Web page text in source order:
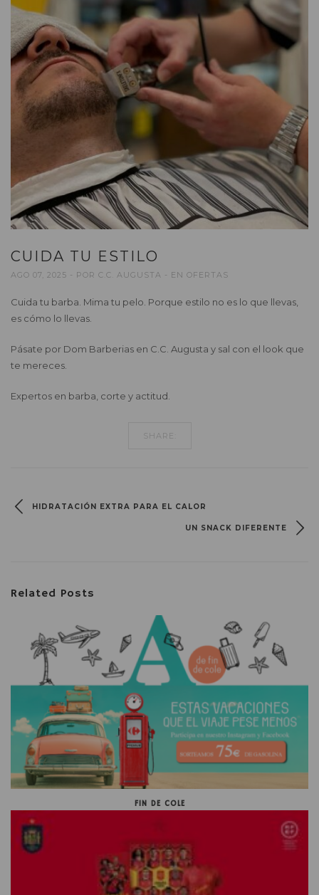
CUIDA TU ESTILO
AGO 07, 2025 POR C.C. AUGUSTA EN OFERTAS
Cuida tu barba. Mima tu pelo. Porque estilo no es lo que llevas,
es cómo lo llevas.
Pásate por Dom Barberias en C.C. Augusta y sal con el look que
te mereces.
Expertos en barba, corte y actitud.
SHARE:
HIDRATACIÓN EXTRA PARA EL CALOR
UN SNACK DIFERENTE
Related Posts
FIN DE COLE